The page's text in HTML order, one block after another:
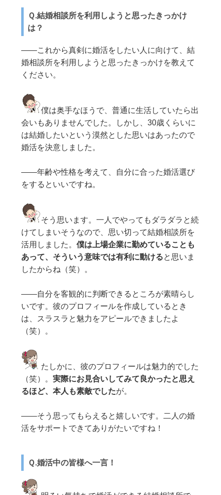
Ｑ.結婚相談所を利用しようと思ったきっかけ
は？
——これから真剣に婚活をしたい人に向けて、結
婚相談所を利用しようと思ったきっかけを教えて
ください。
僕は奥手なほうで、普通に生活していたら出
会いもありませんでした。しかし、30歳くらいに
は結婚したいという漠然とした思いはあったので
婚活を決意しました。
——年齢や性格を考えて、自分に合った婚活選び
をするといいですね。
そう思います。一人でやってもダラダラと続
けてしまいそうなので、思い切って結婚相談所を
活用しました。僕は上場企業に勤めていることも
あって、そういう意味では有利に動けると思いま
したからね（笑）。
——自分を客観的に判断できるところが素晴らし
いです。彼のプロフィールを作成しているとき
は、スラスラと魅力をアピールできましたよ
（笑）。
たしかに、彼のプロフィールは魅力的でした
（笑）。実際にお見合いしてみて良かったと思え
るほど、本人も素敵でしたが。
——そう思ってもらえると嬉しいです。二人の婚
活をサポートできてありがたいですね！
Ｑ.婚活中の皆様へ一言！